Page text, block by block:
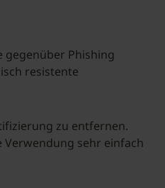
Phishing
resistente
zu entfernen.
Verwendung sehr einfach